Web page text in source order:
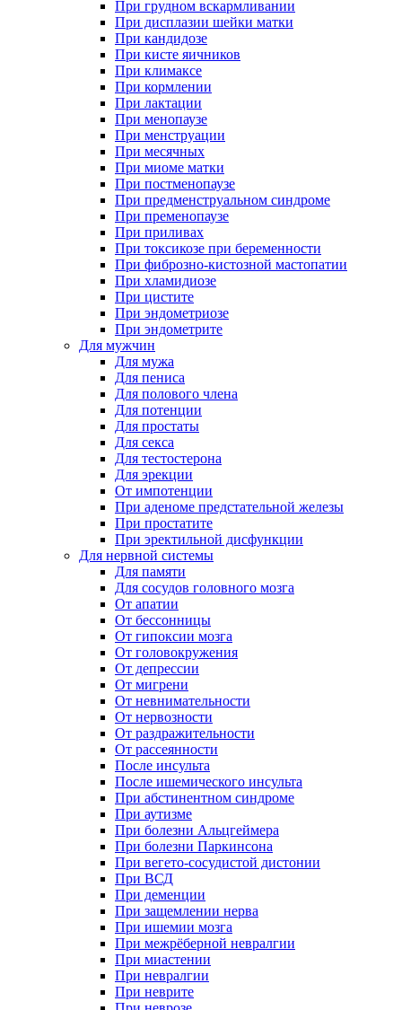
При грудном вскармливании
При дисплазии шейки матки
При кандидозе
При кисте яичников
При климаксе
При кормлении
При лактации
При менопаузе
При менструации
При месячных
При миоме матки
При постменопаузе
При предменструальном синдроме
При пременопаузе
При приливах
При токсикозе при беременности
При фиброзно-кистозной мастопатии
При хламидиозе
При цистите
При эндометриозе
При эндометрите
Для мужчин
Для мужа
Для пениса
Для полового члена
Для потенции
Для простаты
Для секса
Для тестостерона
Для эрекции
От импотенции
При аденоме предстательной железы
При простатите
При эректильной дисфункции
Для нервной системы
Для памяти
Для сосудов головного мозга
От апатии
От бессонницы
От гипоксии мозга
От головокружения
От депрессии
От мигрени
От невнимательности
От нервозности
От раздражительности
От рассеянности
После инсульта
После ишемического инсульта
При абстинентном синдроме
При аутизме
При болезни Альцгеймера
При болезни Паркинсона
При вегето-сосудистой дистонии
При ВСД
При деменции
При защемлении нерва
При ишемии мозга
При межрёберной невралгии
При миастении
При невралгии
При неврите